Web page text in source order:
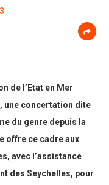
de l’Etat en Mer
une concertation dite
du genre depuis la
offre ce cadre aux
avec l’assistance
des Seychelles, pour